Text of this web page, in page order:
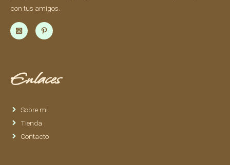
con tus amigos.
Enlaces
Sobre mi
Tienda
Contacto